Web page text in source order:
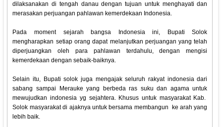
dilaksanakan di tengah danau dengan tujuan untuk menghayati dan
merasakan perjuangan pahlawan kemerdekaan Indonesia.
Pada moment sejarah bangsa Indonesia ini, Bupati Solok
mengharapkan setiap orang dapat melanjutkan perjuangan yang telah
diperjuangkan oleh para pahlawan terdahulu, dengan mengisi
kemerdekaan dengan sebaik-baiknya.
Selain itu, Bupati solok juga mengajak seluruh rakyat indonesia dari
sabang sampai Merauke yang berbeda ras suku dan agama untuk
mewujudkan indonesia yg sejahtera. Khusus untuk masyarakat Kab.
Solok masyarakat di ajaknya untuk bersama membangun ke arah yang
lebih baik.